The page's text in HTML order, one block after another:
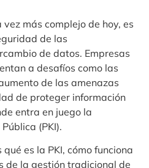
más complejo de hoy, es
de las
de datos. Empresas
a desafíos como las
de las amenazas
de proteger información
entra en juego la
(PKI).
es la PKI, cómo funciona
de la gestión tradicional de